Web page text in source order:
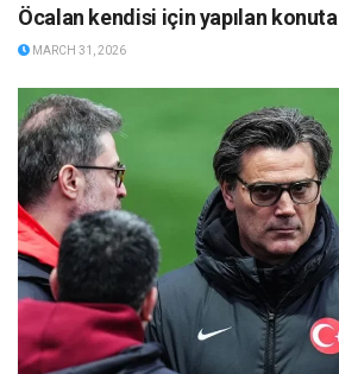
Öcalan kendisi için yapılan
MARCH 31, 2026